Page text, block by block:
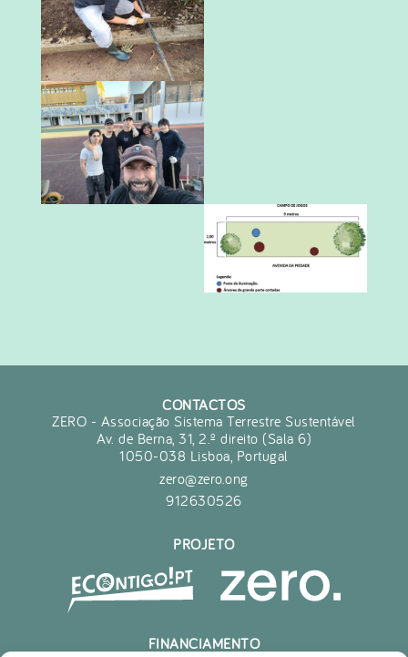
CONTACTOS
ZERO - Associação Sistema Terrestre Sustentável
Av. de Berna, 31, 2.º direito (Sala 6)
1050-038 Lisboa, Portugal
zero@zero.ong
912630526
PROJETO
FINANCIAMENTO